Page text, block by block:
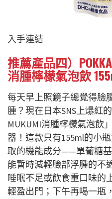
入手連結
推薦產品四）POKKA
消腫檸檬氣泡飲
每天早上照鏡子總覺得臉
腫？現在日本SNS上爆紅的
MUKUMI消腫檸檬氣泡飲
器！這款只有155ml的小
取的機能成分——單葡糖
能暫時減輕臉部浮腫的不
睡眠不足或飲食重口味的
輕盈出門；下午再喝一瓶